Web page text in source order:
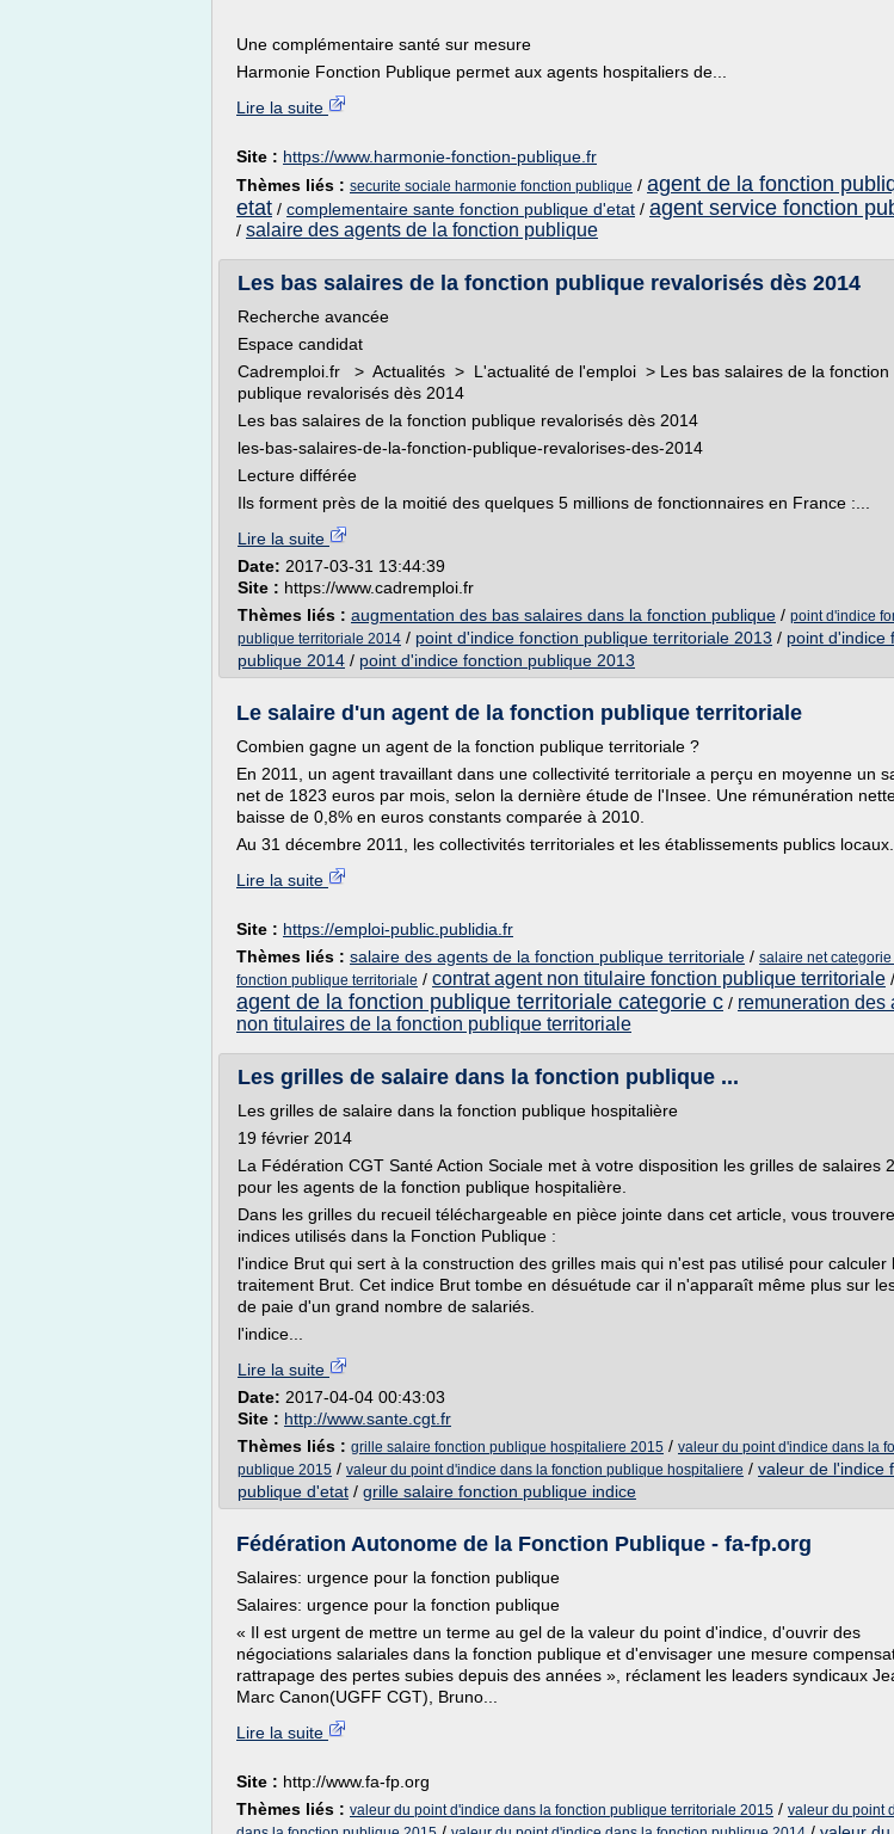
Une complémentaire santé sur mesure
Harmonie Fonction Publique permet aux agents hospitaliers de...
Lire la suite
Site : https://www.harmonie-fonction-publique.fr
Thèmes liés : securite sociale harmonie fonction publique / agent de la fonction
etat / complementaire sante fonction publique d'etat / agent service fonction
/ salaire des agents de la fonction publique
Les bas salaires de la fonction publique revalorisés dès 2014
Recherche avancée
Espace candidat
Cadremploi.fr > Actualités > L'actualité de l'emploi > Les bas salaires de la fonction
publique revalorisés dès 2014
Les bas salaires de la fonction publique revalorisés dès 2014
les-bas-salaires-de-la-fonction-publique-revalorises-des-2014
Lecture différée
Ils forment près de la moitié des quelques 5 millions de fonctionnaires en France :...
Lire la suite
Date: 2017-03-31 13:44:39
Site : https://www.cadremploi.fr
Thèmes liés : augmentation des bas salaires dans la fonction publique / point d'indice
publique territoriale 2014 / point d'indice fonction publique territoriale 2013 / point d'indice
publique 2014 / point d'indice fonction publique 2013
Le salaire d'un agent de la fonction publique territoriale
Combien gagne un agent de la fonction publique territoriale ?
En 2011, un agent travaillant dans une collectivité territoriale a perçu en moyenne un
net de 1823 euros par mois, selon la dernière étude de l'Insee. Une rémunération
baisse de 0,8% en euros constants comparée à 2010.
Au 31 décembre 2011, les collectivités territoriales et les établissements publics locaux...
Lire la suite
Site : https://emploi-public.publidia.fr
Thèmes liés : salaire des agents de la fonction publique territoriale / salaire net categorie
fonction publique territoriale / contrat agent non titulaire fonction publique territoriale /
agent de la fonction publique territoriale categorie c / remuneration des
non titulaires de la fonction publique territoriale
Les grilles de salaire dans la fonction publique ...
Les grilles de salaire dans la fonction publique hospitalière
19 février 2014
La Fédération CGT Santé Action Sociale met à votre disposition les grilles de salaires
pour les agents de la fonction publique hospitalière.
Dans les grilles du recueil téléchargeable en pièce jointe dans cet article, vous
indices utilisés dans la Fonction Publique :
l'indice Brut qui sert à la construction des grilles mais qui n'est pas utilisé pour calculer
traitement Brut. Cet indice Brut tombe en désuétude car il n'apparaît même plus sur
de paie d'un grand nombre de salariés.
l'indice...
Lire la suite
Date: 2017-04-04 00:43:03
Site : http://www.sante.cgt.fr
Thèmes liés : grille salaire fonction publique hospitaliere 2015 / valeur du point d'indice dans la
publique 2015 / valeur du point d'indice dans la fonction publique hospitaliere / valeur de l'indice
publique d'etat / grille salaire fonction publique indice
Fédération Autonome de la Fonction Publique - fa-fp.org
Salaires: urgence pour la fonction publique
Salaires: urgence pour la fonction publique
« Il est urgent de mettre un terme au gel de la valeur du point d'indice, d'ouvrir des
négociations salariales dans la fonction publique et d'envisager une mesure
rattrapage des pertes subies depuis des années », réclament les leaders syndicaux
Marc Canon(UGFF CGT), Bruno...
Lire la suite
Site : http://www.fa-fp.org
Thèmes liés : valeur du point d'indice dans la fonction publique territoriale 2015 / valeur du point